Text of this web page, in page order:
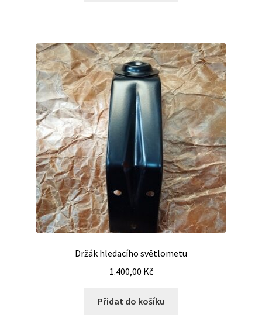
Držák hledacího světlometu
1.400,00 Kč
Přidat do košíku